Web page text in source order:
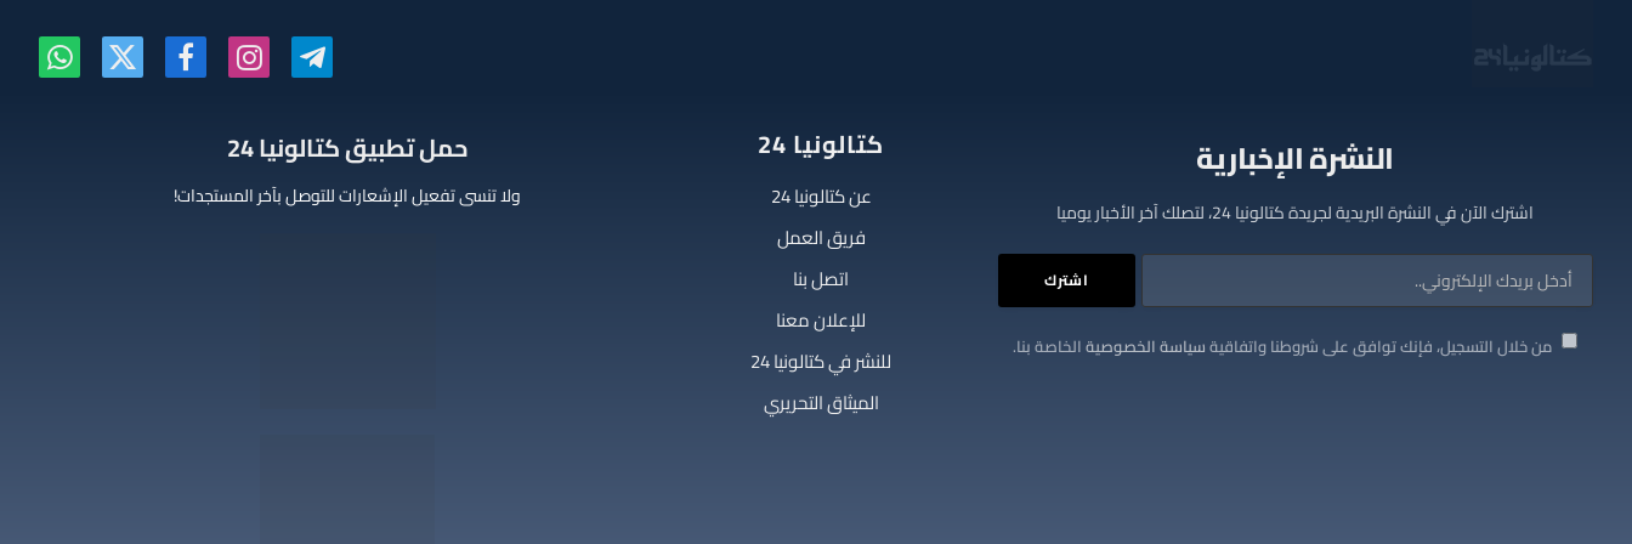
تيلقرام الانستغرامفيسبوكX
واتساب
النشرة الإخبارية
اشترك الآن في النشرة البريدية لجريدة كتالونيا 24، لتصلك آخر الأخبار يوميا
من خلال التسجيل، فإنك توافق على شروطنا واتفاقيةسياسة الخصوصيةالخاصة بنا.
كتالونيا 24
عن كتالونيا 24
فريق العمل
اتصل بنا
للإعلان معنا
للنشر في كتالونيا 24
الميثاق التحريري
‫حمل تطبيق كتالونيا 24
ولا تنسى تفعيل الإشعارات للتوصل بآخر المستجدات!